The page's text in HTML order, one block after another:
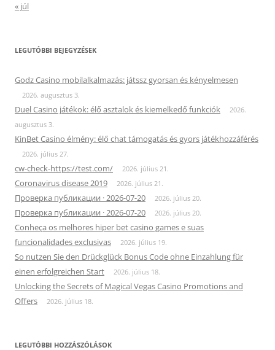
« júl
LEGUTÓBBI BEJEGYZÉSEK
Godz Casino mobilalkalmazás: játssz gyorsan és kényelmesen
2026. augusztus 3.
Duel Casino játékok: élő asztalok és kiemelkedő funkciók
2026.
augusztus 3.
KinBet Casino élmény: élő chat támogatás és gyors játékhozzáférés
2026. július 27.
cw-check-https://test.com/ 2026. július 21.
Coronavirus disease 2019 2026. július 21.
Проверка публикации · 2026-07-20 2026. július 20.
Проверка публикации · 2026-07-20 2026. július 20.
Conheça os melhores hiper bet casino games e suas
funcionalidades exclusivas
2026. július 19.
So nutzen Sie den Drückglück Bonus Code ohne Einzahlung für
einen erfolgreichen Start
2026. július 18.
Unlocking the Secrets of Magical Vegas Casino Promotions and
Offers
2026. július 18.
LEGUTÓBBI HOZZÁSZÓLÁSOK